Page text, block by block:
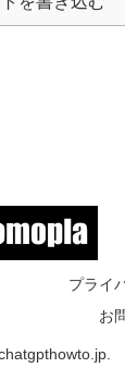
プライ
お